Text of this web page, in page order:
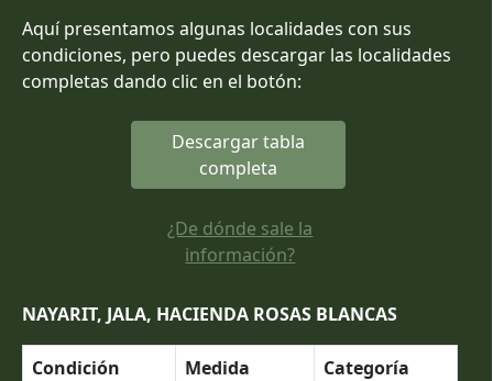
Aquí presentamos algunas localidades con sus
condiciones, pero puedes descargar las localidades
completas dando clic en el botón:
Descargar tabla
completa
¿De dónde sale la
información?
NAYARIT, JALA, HACIENDA ROSAS BLANCAS
Condición Medida
Categoría